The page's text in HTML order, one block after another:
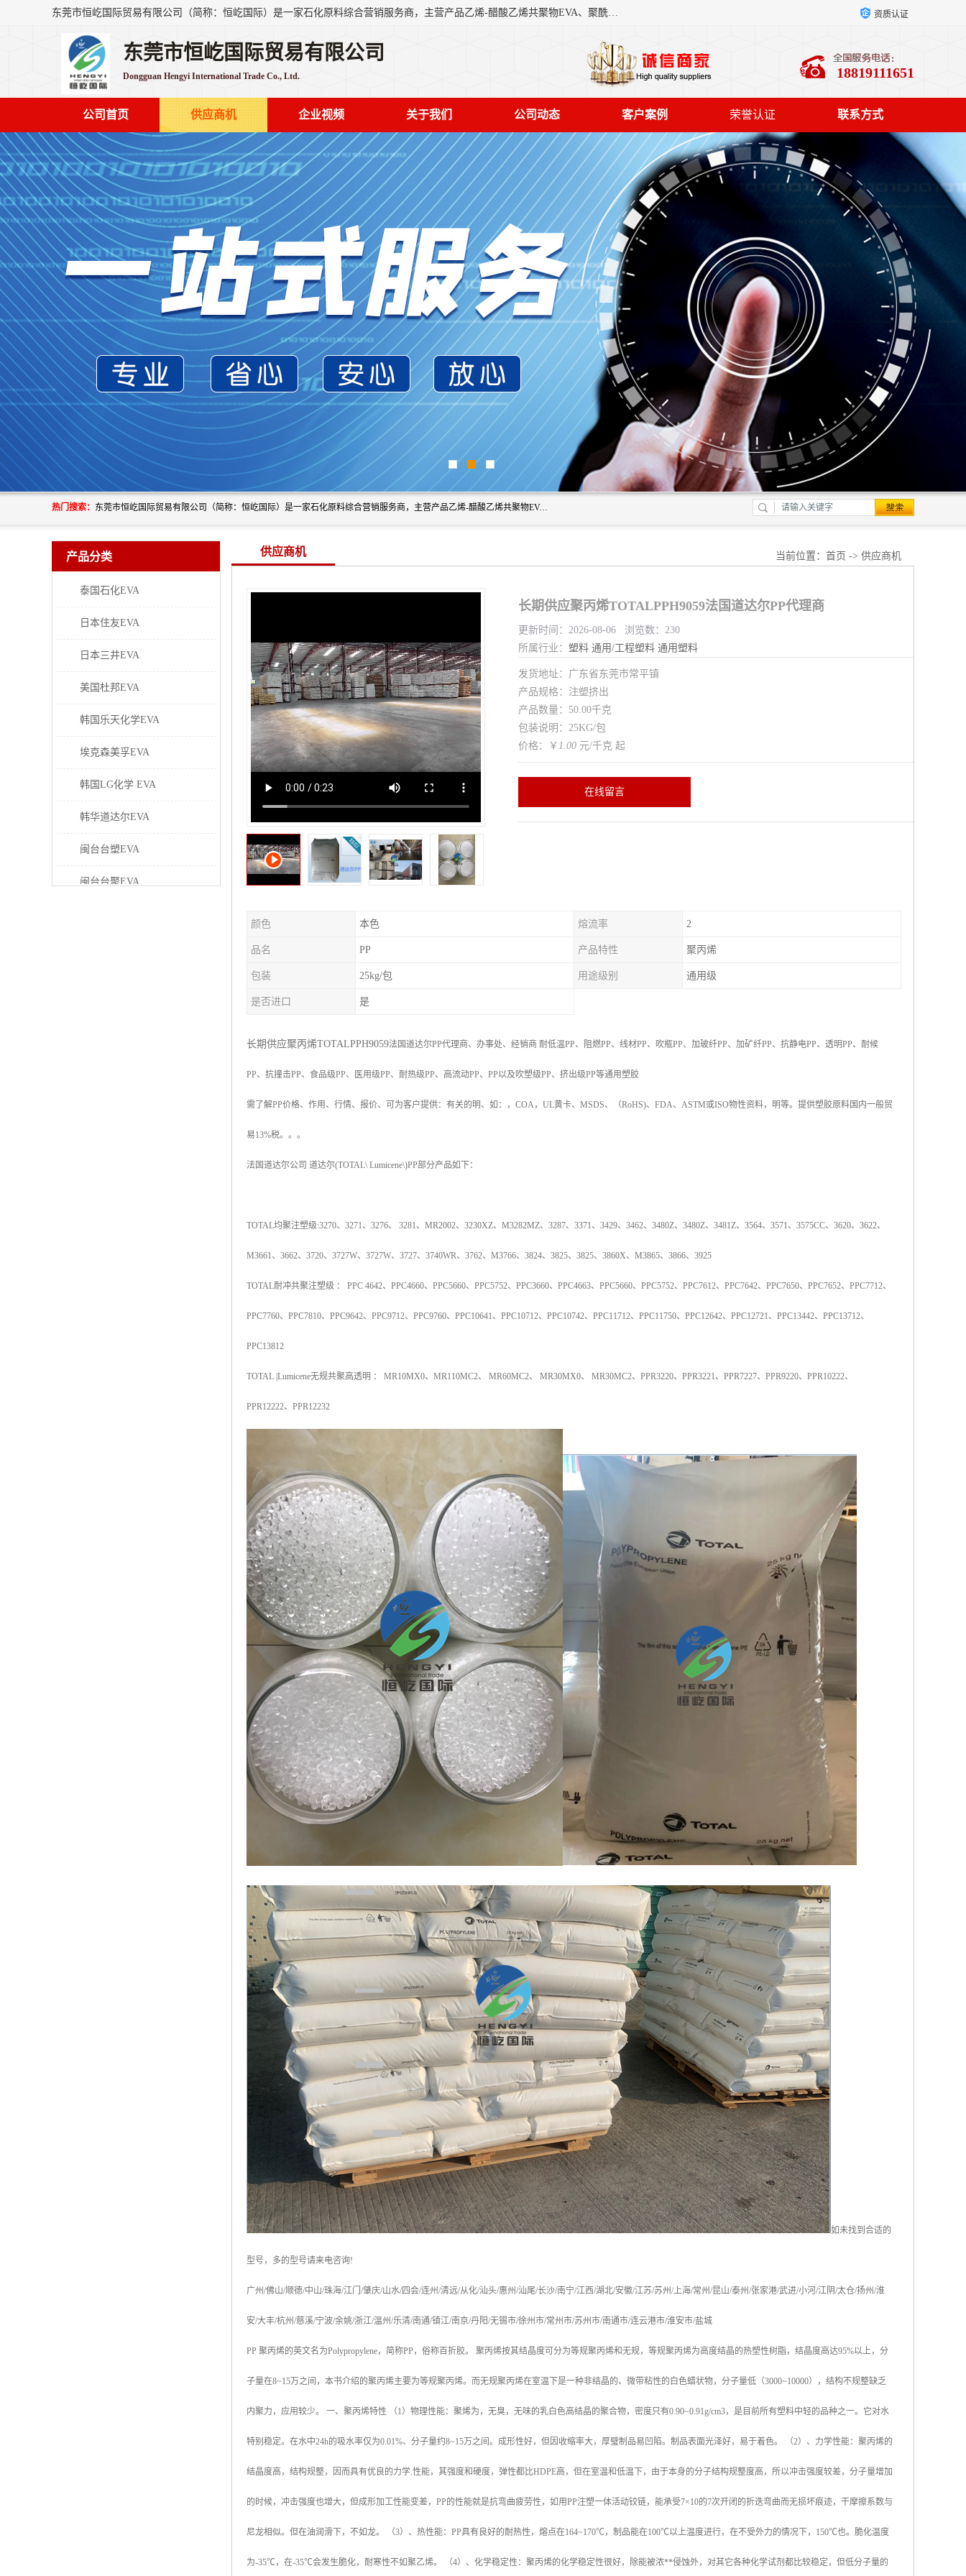
东莞市恒屹国际贸易有限公司（简称：恒屹国际）是一家石化原料综合营销服务商，主营产品乙烯-醋酸乙烯共聚物EVA、聚酰胺PA（尼龙）、醚酯型热塑弹性体TPEE等，公司秉承以市场为导向的战略思想，致力于大宗石化原料在中国市场的营销服务业务，为客户提供一站式的全面服务。 资质认证
东莞市恒屹国际贸易有限公司
Dongguan Hengyi International Trade Co., Ltd. 18819111651
公司首页 供应商机 企业视频 关于我们 公司动态 客户案例 荣誉认证 联系方式
热门搜索： 东莞市恒屹国际贸易有限公司（简称：恒屹国际）是一家石化原料综合营销服务商，主营产品乙烯-醋酸乙烯共聚物EVA、聚酰胺PA（尼龙）、醚酯型热塑弹性体TPEE等，公司秉承以市场为导向的战略思想，致力于大宗石化原料在中国市场的营销服务业务，为客户提供一站式的全面服务。
产品分类
泰国石化EVA
日本住友EVA
日本三井EVA
美国杜邦EVA
韩国乐天化学EVA
埃克森美孚EVA
韩国LG化学 EVA
韩华道达尔EVA
闽台台塑EVA
闽台台聚EVA
供应商机 当前位置： 首页 -> 供应商机
长期供应聚丙烯TOTALPPH9059法国道达尔PP代理商
更新时间：2026-08-06 浏览数：230
所属行业： 塑料 通用/工程塑料 通用塑料
发货地址：广东省东莞市常平镇
产品规格：注塑挤出
产品数量：50.00千克
包装说明：25KG/包
价格：￥ 1.00 元/千克 起
在线留言
颜色 本色 熔流率 2
品名 PP 产品特性 聚丙烯
包装 25kg/包 用途级别 通用级
是否进口 是
长期供应聚丙烯TOTALPPH9059法国道达尔PP代理商、办事处、经销商 耐低温PP、阻燃PP、线材PP、吹瓶PP、加玻纤PP、加矿纤PP、抗静电PP、透明PP、耐候
PP、抗撞击PP、食品级PP、医用级PP、耐热级PP、高流动PP、 PP以及吹塑级PP、挤出级PP等通用塑胶
需了解PP价格、作用、行情、报价、可为客户提供：有关的明、如：， COA， UL黄卡、 MSDS、 （RoHS)、 FDA、 ASTM或ISO物性资料，明等。提供塑胶原料国内一般贸
易13%税。。。
法国道达尔公司 道达尔(TOTAL\ Lumicene\)PP部分产品如下：
TOTAL均聚注塑级:3270、 3271、 3276、 3281、 MR2002、 3230XZ、 M3282MZ、 3287、 3371、 3429、 3462、 3480Z、 3480Z、 3481Z、 3564、 3571、 3575CC、 3620、 3622、
M3661、 3662、 3720、 3727W、 3727W、 3727、 3740WR、 3762、 M3766、 3824、 3825、 3825、 3860X、 M3865、 3866、 3925
TOTAL耐冲共聚注塑级 ： PPC 4642、 PPC4660、 PPC5660、 PPC5752、 PPC3660、 PPC4663、 PPC5660、 PPC5752、 PPC7612、 PPC7642、 PPC7650、 PPC7652、 PPC7712、
PPC7760、 PPC7810、 PPC9642、 PPC9712、 PPC9760、 PPC10641、 PPC10712、 PPC10742、 PPC11712、 PPC11750、 PPC12642、 PPC12721、 PPC13442、 PPC13712、
PPC13812
TOTAL |Lumicene无规共聚高透明 ： MR10MX0、 MR110MC2、 MR60MC2、 MR30MX0、 MR30MC2、 PPR3220、 PPR3221、 PPR7227、 PPR9220、 PPR10222、
PPR12222、 PPR12232
如未找到合适的
型号，多的型号请来电咨询!
广州/佛山/顺德/中山/珠海/江门 /肇庆/山水/四会/连州/清远/从化/汕头/惠州/汕尾/长沙/南宁/江西/湖北/安徽/江苏/苏州/上海/常州/昆山/泰州/张家港/武进/小河 /江阴/太仓/扬州/淮
安/大丰/杭州/慈溪/宁波/余姚/浙江/温州/乐清/南通/镇江/南京/丹阳/无锡市/徐州市/常州市/苏州市/南通市/连云港市/淮安市/盐城
PP 聚丙烯的英文名为Polypropylene，简称PP ，俗称百折胶。 聚丙烯按其结晶度可分为等规聚丙烯和无规，等规聚丙烯为高度结晶的热塑性树脂，结晶度高达95%以上，分
子量在8~15万之间，本书介绍的聚丙烯主要为等规聚丙烯。而无规聚丙烯在室温下是一种非结晶的、微带粘性的白色蜡状物，分子量低（3000~10000），结构不规整缺乏
内聚力，应用较少。 一、聚丙烯特性 （1）物理性能：聚烯为，无臭，无味的乳白色高结晶的聚合物，密度只有0.90~0.91g/cm3，是目前所有塑料中轻的品种之一。它对水
特别稳定。在水中24h的吸水率仅为0.01%、分子量约8~15万之间。成形性好，但因收缩率大，厚璧制品易凹陷。制品表面光泽好，易于着色。 （2）、力学性能：聚丙烯的
结晶度高，结构规整，因而具有优良的力学.性能，其强度和硬度，弹性都比HDPE高，但在室温和低温下，由于本身的分子结构规整度高，所以冲击强度较差，分子量增加
的时候，冲击强度也增大，但成形加工性能变差， PP的性能就是抗弯曲疲劳性，如用PP注塑一体活动铰链，能承受7×10的7次开闭的折迭弯曲而无损坏痕迹，干摩擦系数与
尼龙相似。但在油润滑下，不如龙。 （3）、热性能： PP具有良好的耐热性，熔点在164~170℃，制品能在100℃以上温度进行，在不受外力的情况下， 150℃也。脆化温度
为-35℃，在-35℃会发生脆化，耐寒性不如聚乙烯。 （4）、化学稳定性：聚丙烯的化学稳定性很好，除能被浓**侵蚀外，对其它各种化学试剂都比较稳定，但低分子量的